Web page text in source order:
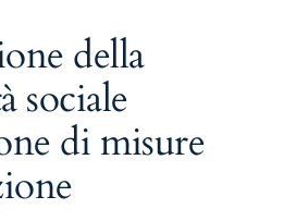
della
sociale
di misure